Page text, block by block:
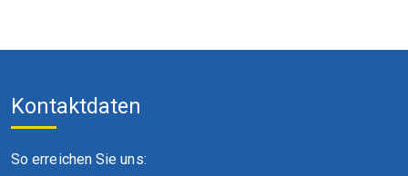
Kontaktdaten
So erreichen Sie uns: